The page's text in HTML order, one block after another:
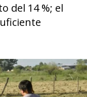
del 14 %; el